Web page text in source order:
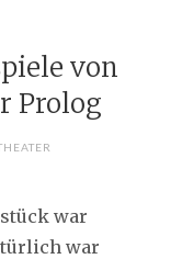
von
Prolog
war
war